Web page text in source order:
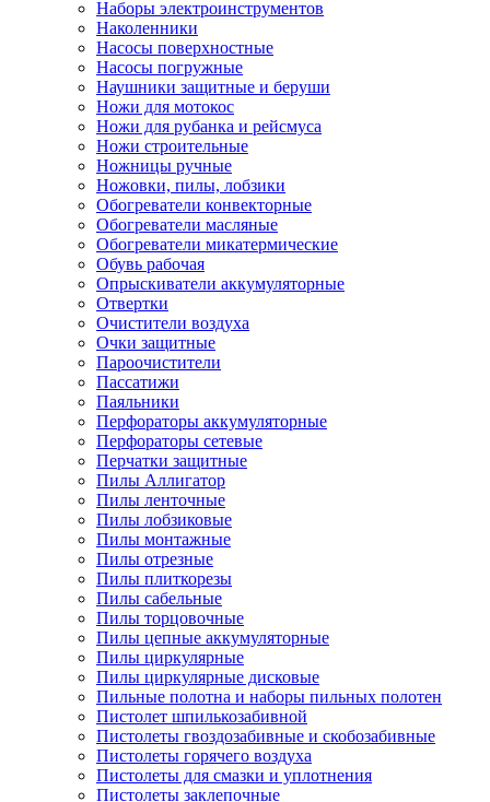
Наборы электроинструментов
Наколенники
Насосы поверхностные
Насосы погружные
Наушники защитные и беруши
Ножи для мотокос
Ножи для рубанка и рейсмуса
Ножи строительные
Ножницы ручные
Ножовки, пилы, лобзики
Обогреватели конвекторные
Обогреватели масляные
Обогреватели микатермические
Обувь рабочая
Опрыскиватели аккумуляторные
Отвертки
Очистители воздуха
Очки защитные
Пароочистители
Пассатижи
Паяльники
Перфораторы аккумуляторные
Перфораторы сетевые
Перчатки защитные
Пилы Аллигатор
Пилы ленточные
Пилы лобзиковые
Пилы монтажные
Пилы отрезные
Пилы плиткорезы
Пилы сабельные
Пилы торцовочные
Пилы цепные аккумуляторные
Пилы циркулярные
Пилы циркулярные дисковые
Пильные полотна и наборы пильных полотен
Пистолет шпилькозабивной
Пистолеты гвоздозабивные и скобозабивные
Пистолеты горячего воздуха
Пистолеты для смазки и уплотнения
Пистолеты заклепочные